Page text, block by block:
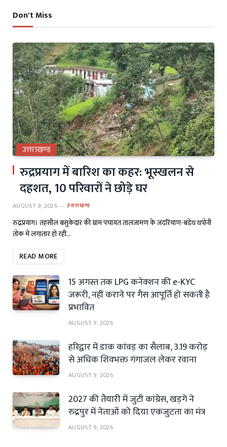
Don't Miss
उत्तराखण्ड
रुद्रप्रयाग में बारिश का कहर: भूस्खलन से
दहशत, 10 परिवारों ने छोड़े घर
AUGUST 9, 2026 उत्तराखण्ड
रुद्रप्रयाग। तहसील बसुकेदार की ग्राम पंचायत तालजामण के जंदरियाण-बडेथ थपोनी
तोक में लगातार हो रही…
READ MORE
15 अगस्त तक LPG कनेक्शन की e-KYC
जरूरी, नहीं कराने पर गैस आपूर्ति हो सकती है
प्रभावित
AUGUST 9, 2026
हरिद्वार में डाक कांवड़ का सैलाब, 3.19 करोड़
से अधिक शिवभक्त गंगाजल लेकर रवाना
AUGUST 9, 2026
2027 की तैयारी में जुटी कांग्रेस, खड़गे ने
रुद्रपुर में नेताओं को दिया एकजुटता का मंत्र
AUGUST 9, 2026